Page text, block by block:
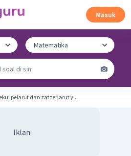
Masuk
pelarut dan zat terlarut y...
Iklan